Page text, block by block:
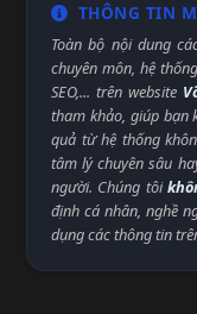
THÔNG TIN
Toàn bộ nội dung
chuyên môn, hệ
SEO,... trên website
tham khảo, giúp bạn
quả từ hệ thống
tâm lý chuyên sâu
người. Chúng tôi
định cá nhân, nghề
dụng các thông tin